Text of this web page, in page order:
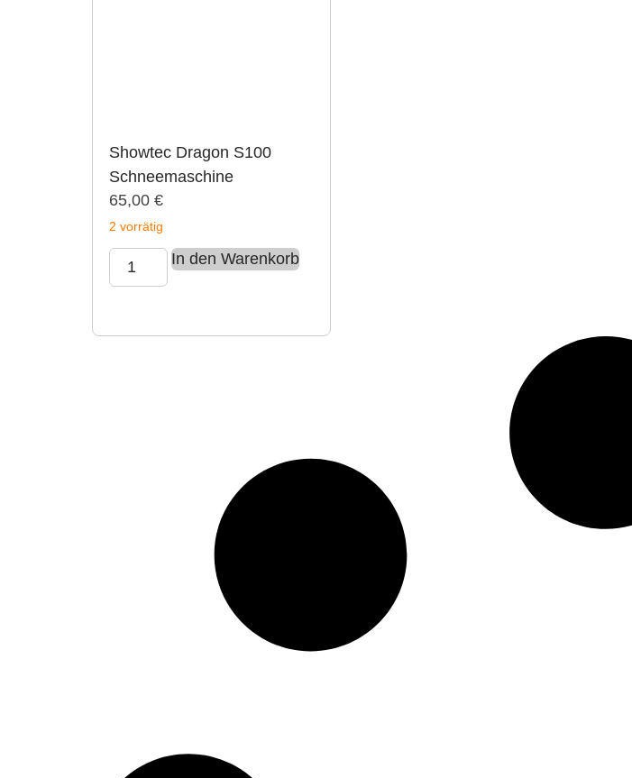
Showtec Dragon S100
Schneemaschine
65,00 €
2 vorrätig
In den Warenkorb